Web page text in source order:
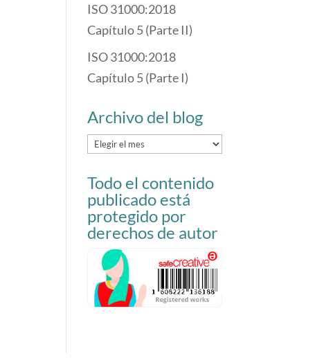
ISO 31000:2018
Capítulo 5 (Parte II)
ISO 31000:2018
Capítulo 5 (Parte I)
Archivo del blog
Archivo
blog
Todo el contenido
publicado está
protegido por
derechos de autor